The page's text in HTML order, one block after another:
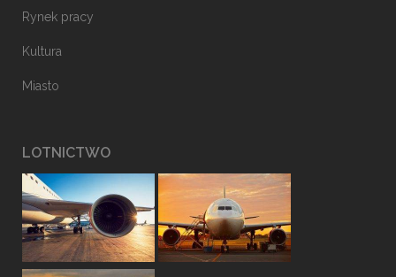
Rynek pracy
Kultura
Miasto
LOTNICTWO